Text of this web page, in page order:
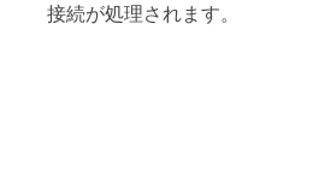
接続が処理されます。